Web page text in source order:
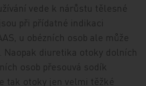
vede k nárůstu tělesné
při přídatné indikaci
u obézních osob ale může
diuretika otoky dolních
osob přesouvá sodík
tak otoky jen velmi těžké